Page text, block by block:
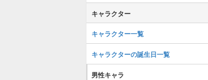
キャラクター
キャラクター一覧
キャラクターの誕生日一覧
男性キャラ